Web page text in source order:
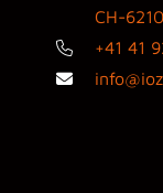
CH-
+41 41